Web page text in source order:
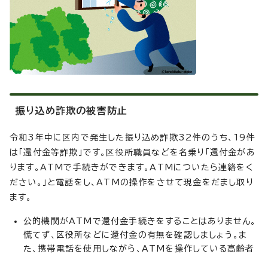
振り込め詐欺の被害防止
令和3年中に区内で発生した振り込め詐欺32件のうち、19件
は「還付金等詐欺」です。区役所職員などを名乗り「還付金があ
ります。ATMで手続きができます。ATMについたら連絡をく
ださい。」と電話をし、ATMの操作をさせて現金をだまし取り
ます。
公的機関がATMで還付金手続きをすることはありません。
慌てず、区役所などに還付金の有無を確認しましょう。ま
た、携帯電話を使用しながら、ATMを操作している高齢者